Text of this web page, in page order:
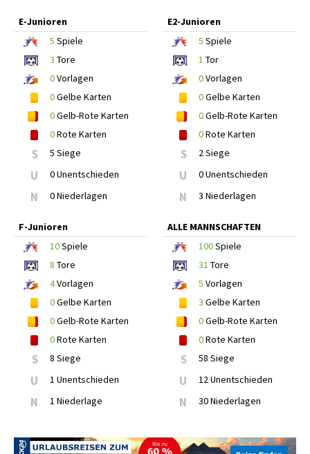
E-Junioren
5 Spiele
3 Tore
0Vorlagen
0Gelbe Karten
0Gelb-Rote Karten
0Rote Karten
S 5 Siege
U 0 Unentschieden
N 0 Niederlagen
E2-Junioren
5 Spiele
1 Tor
0Vorlagen
0Gelbe Karten
0Gelb-Rote Karten
0Rote Karten
S 2 Siege
U 0 Unentschieden
N 3 Niederlagen
F-Junioren
10Spiele
8 Tore
4Vorlagen
0Gelbe Karten
0Gelb-Rote Karten
0Rote Karten
S 8 Siege
U 1 Unentschieden
N 1 Niederlage
ALLE MANNSCHAFTEN
100Spiele
31 Tore
5 Vorlagen
3 Gelbe Karten
0Gelb-Rote Karten
0Rote Karten
S 58 Siege
U 12 Unentschieden
N 30 Niederlagen